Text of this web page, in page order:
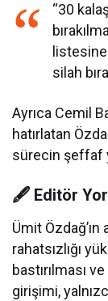
“30
silah
Ayrıca Cemil
hatırlatan
sürecin şeffaf
🖋️ Editör
Ümit
rahatsızlığı
bastırılması
girişimi,